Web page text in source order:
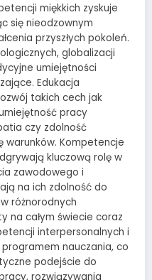
miękkich zyskuje
się nieodzownym
przyszłych pokoleń.
globalizacji
umiejętności
Edukacja
takich cech jak
pracy
czy zdolność
warunków. Kompetencje
kluczową rolę w
zawodowego i
na ich zdolność do
różnorodnych
na całym świecie coraz
interpersonalnych i
nauczania, co
podejście do
rozwiązywania